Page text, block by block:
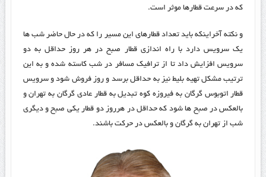
که در سرعت قطارها موثر است.
و نکته آخراینکه باید تعداد قطارهای این مسیر را که در حال حاضر شب ها
یک سرویس دارد با راه اندازی قطار صبح در هر روز حداقل به دو
سرویس افزایش داد تا از ترافیک مسافر در شب کاسته شده و به این
ترتیب مشکل تهیه بلیط نیز به حداقل برسد و روز فروش شود و سرویس
قطار اتوبوس گرگان به فیروزه کوه تبدیل به قطار عادی گرگان به تهران و
بالعکس در صبح ها شود که حداقل در هرروز دو قطار یکی صبح و دیگری
شب از تهران به گرگان و بالعکس در حرکت باشند.